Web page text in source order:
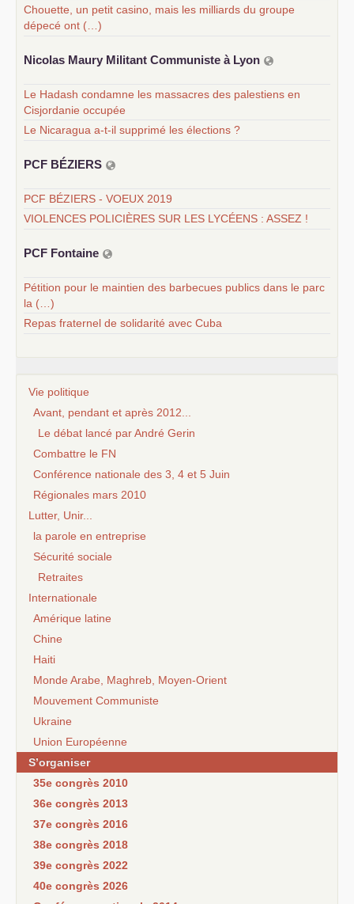
Chouette, un petit casino, mais les milliards du groupe
dépecé ont (…)
Nicolas Maury Militant Communiste à Lyon
Le Hadash condamne les massacres des palestiens en
Cisjordanie occupée
Le Nicaragua a-t-il supprimé les élections ?
PCF BÉZIERS
PCF BÉZIERS - VOEUX 2019
VIOLENCES POLICIÈRES SUR LES LYCÉENS : ASSEZ !
PCF Fontaine
Pétition pour le maintien des barbecues publics dans le parc
la (…)
Repas fraternel de solidarité avec Cuba
Vie politique
Avant, pendant et après 2012...
Le débat lancé par André Gerin
Combattre le FN
Conférence nationale des 3, 4 et 5 Juin
Régionales mars 2010
Lutter, Unir...
la parole en entreprise
Sécurité sociale
Retraites
Internationale
Amérique latine
Chine
Haiti
Monde Arabe, Maghreb, Moyen-Orient
Mouvement Communiste
Ukraine
Union Européenne
S’organiser
35e congrès 2010
36e congrès 2013
37e congrès 2016
38e congrès 2018
39e congrès 2022
40e congrès 2026